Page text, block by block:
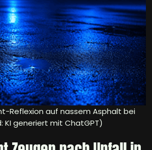
Reflexion auf nassem Asphalt bei
KI generiert mit ChatGPT)